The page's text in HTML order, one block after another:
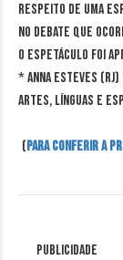
respeito de uma
no debate que
O espetáculo foi
* Anna Esteves
Artes, Línguas e
(Para conferir a
Publicidade